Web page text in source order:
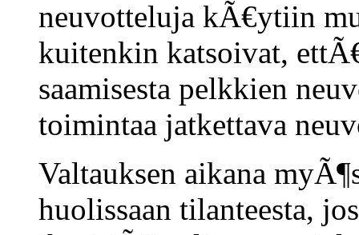
neuvotteluja kÃ€ytiin
kuitenkin katsoivat,
saamisesta pelkkien
toimintaa jatkettava
Valtauksen aikana
huolissaan tilanteesta,